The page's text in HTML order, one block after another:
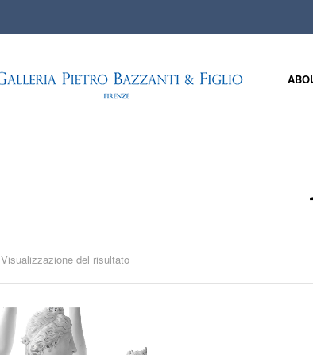
Visualizzazione del risultato